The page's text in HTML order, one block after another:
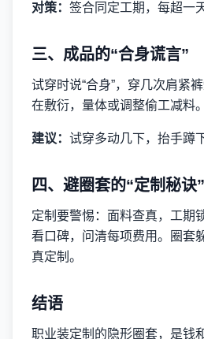
对策： 签合同定工期，每超一
三、成品的“合身谎言”
试穿时说“合身”，穿几次肩紧
在敷衍，量体或调整偷工减料。
建议： 试穿多动几下，抬手蹲
四、避圈套的“定制秘诀”
定制要警惕：面料查真，工期
看口碑，问清每项费用。圈套
真定制。
结语
职业装定制的隐形圈套，是钱